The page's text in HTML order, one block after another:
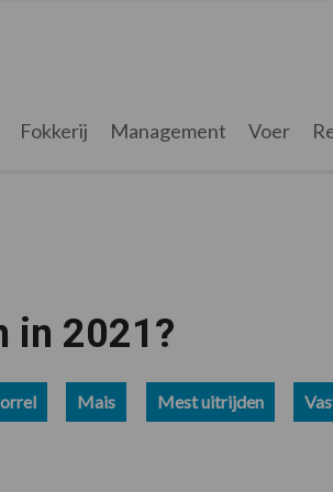
Fokkerij Management Voer
in 2021?
Mais Mest uitrijden